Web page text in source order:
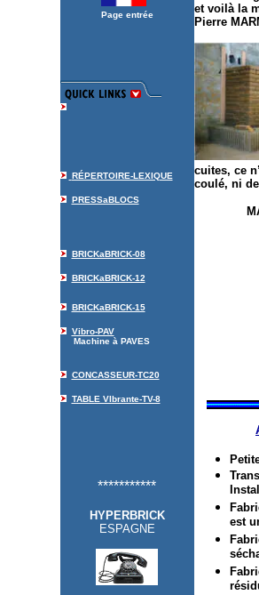
Page entrée
RÉPERTOIRE-LEXIQUE
PRESSaBLOCS
BRICKaBRICK-08
BRICKaBRICK-12
BRICKaBRICK-15
Vibro-PAV
Machine à PAVES
CONCASSEUR-TC20
TABLE VIbrante-TV-8
***********
HYPERBRICK
ESPAGNE
et voilà la
Pierre
cuites, ce
coulé, ni
est